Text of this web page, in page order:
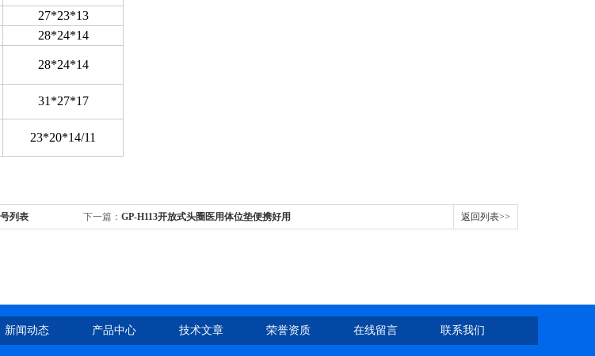
27*23*13
28*24*14
28*24*14
31*27*17
23*20*14/11
列表 下一篇： GP-H113开放式头圈医用体位垫便携好用 返回列表>>
新闻动态 产品中心 技术文章 荣誉资质 在线留言 联系我们